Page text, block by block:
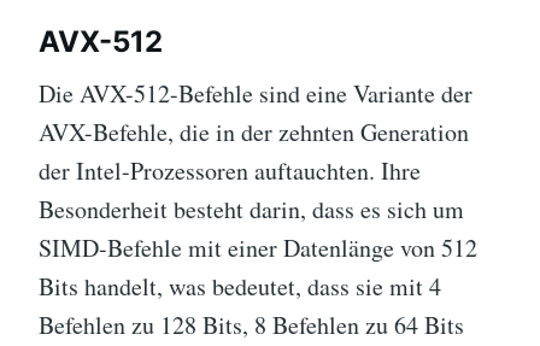
AVX-512
Die AVX-512-Befehle sind eine Variante der
AVX-Befehle, die in der zehnten Generation
der Intel-Prozessoren auftauchten. Ihre
Besonderheit besteht darin, dass es sich um
SIMD-Befehle mit einer Datenlänge von 512
Bits handelt, was bedeutet, dass sie mit 4
Befehlen zu 128 Bits, 8 Befehlen zu 64 Bits